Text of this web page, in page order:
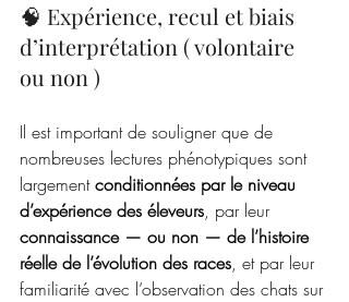
🧠 Expérience, recul et biais
d’interprétation ( volontaire
ou non )
Il est important de souligner que de
nombreuses lectures phénotypiques sont
largement conditionnées par le niveau
d’expérience des éleveurs, par leur
connaissance — ou non — de l’histoire
réelle de l’évolution des races, et par leur
familiarité avec l’observation des chats sur